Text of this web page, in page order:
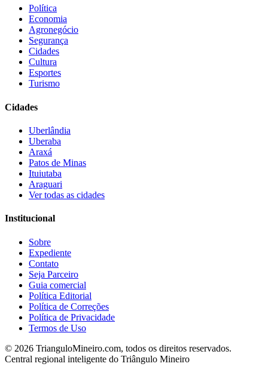
Política
Economia
Agronegócio
Segurança
Cidades
Cultura
Esportes
Turismo
Cidades
Uberlândia
Uberaba
Araxá
Patos de Minas
Ituiutaba
Araguari
Ver todas as cidades
Institucional
Sobre
Expediente
Contato
Seja Parceiro
Guia comercial
Política Editorial
Política de Correções
Política de Privacidade
Termos de Uso
© 2026 TrianguloMineiro.com, todos os direitos reservados.
Central regional inteligente do Triângulo Mineiro